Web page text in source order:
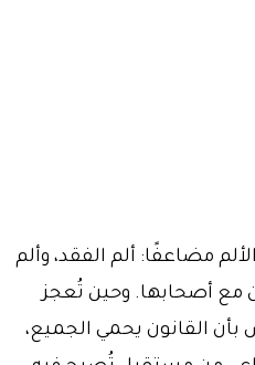
مضاعفًا: ألم الفقد، وألم
مع أصحابها. وحين تُعجز
القانون يحمي الجميع،